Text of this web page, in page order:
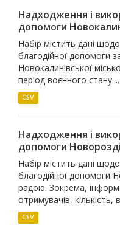
Надходження і
допомоги
Набір містить дані
благодійної допомоги
Новокалинівської
період воєнного стану....
CSV
Надходження і
допомоги
Набір містить дані
благодійної допомоги
радою. Зокрема,
отримувачів, кількість,
CSV